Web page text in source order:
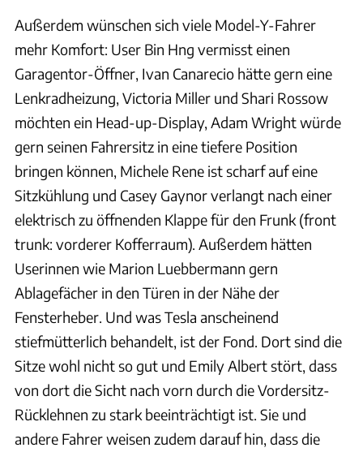
Außerdem wünschen sich viele Model-Y-Fahrer
mehr Komfort: User Bin Hng vermisst einen
Garagentor-Öffner, Ivan Canarecio hätte gern eine
Lenkradheizung, Victoria Miller und Shari Rossow
möchten ein Head-up-Display, Adam Wright würde
gern seinen Fahrersitz in eine tiefere Position
bringen können, Michele Rene ist scharf auf eine
Sitzkühlung und Casey Gaynor verlangt nach einer
elektrisch zu öffnenden Klappe für den Frunk (front
trunk: vorderer Kofferraum). Außerdem hätten
Userinnen wie Marion Luebbermann gern
Ablagefächer in den Türen in der Nähe der
Fensterheber. Und was Tesla anscheinend
stiefmütterlich behandelt, ist der Fond. Dort sind die
Sitze wohl nicht so gut und Emily Albert stört, dass
von dort die Sicht nach vorn durch die Vordersitz-
Rücklehnen zu stark beeinträchtigt ist. Sie und
andere Fahrer weisen zudem darauf hin, dass die